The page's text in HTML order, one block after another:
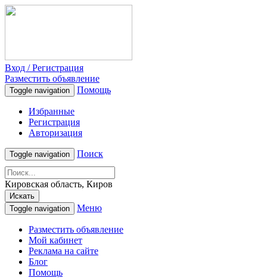
Вход / Регистрация
Разместить объявление
Toggle navigation Помощь
Избранные
Регистрация
Авторизация
Toggle navigation Поиск
Кировская область, Киров
Искать
Toggle navigation
Меню
Разместить объявление
Мой кабинет
Реклама на сайте
Блог
Помощь